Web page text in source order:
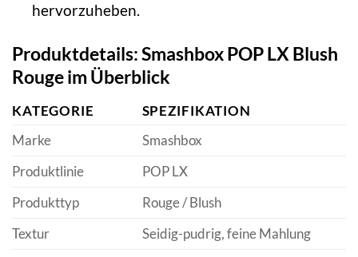
hervorzuheben.
Produktdetails: Smashbox POP LX Blush
Rouge im Überblick
KATEGORIE
SPEZIFIKATION
Marke
Smashbox
Produktlinie
POP LX
Produkttyp
Rouge / Blush
Textur
Seidig-pudrig, feine Mahlung